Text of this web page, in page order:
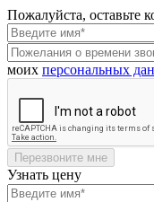
Пожалуйста, оставьте
моих персональных
Перезвоните мне
Узнать цену